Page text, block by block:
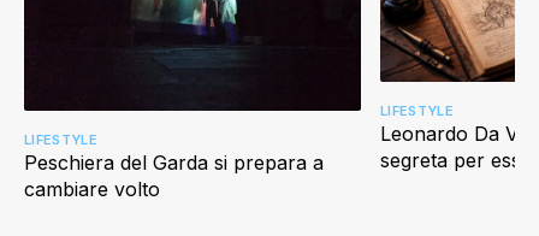
Peschiera del Garda si prepara a
cambiare volto
LIFESTYLE
Leonardo Da
segreta per
LIFESTYLE